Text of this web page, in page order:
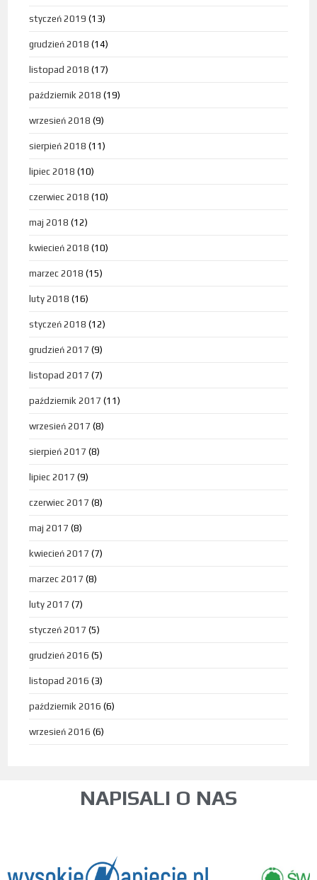
styczeń 2019 (13)
grudzień 2018 (14)
listopad 2018 (17)
październik 2018 (19)
wrzesień 2018 (9)
sierpień 2018 (11)
lipiec 2018 (10)
czerwiec 2018 (10)
maj 2018 (12)
kwiecień 2018 (10)
marzec 2018 (15)
luty 2018 (16)
styczeń 2018 (12)
grudzień 2017 (9)
listopad 2017 (7)
październik 2017 (11)
wrzesień 2017 (8)
sierpień 2017 (8)
lipiec 2017 (9)
czerwiec 2017 (8)
maj 2017 (8)
kwiecień 2017 (7)
marzec 2017 (8)
luty 2017 (7)
styczeń 2017 (5)
grudzień 2016 (5)
listopad 2016 (3)
październik 2016 (6)
wrzesień 2016 (6)
NAPISALI O NAS